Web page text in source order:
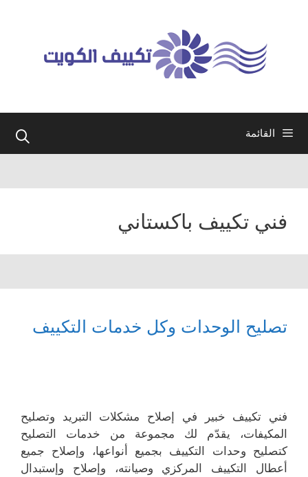
القائمة
فني تكييف باكستاني
تصليح الوحدات وكل خدمات التكييف
فني تكييف خبير في إصلاح مشكلات التبريد وتصليح
المكيفات، يقدّم لك مجموعة من خدمات التصليح
كتصليح وحدات التكييف بجميع أنواعها، وإصلاح جميع
أعطال التكييف المركزي وصيانته، وإصلاح وإستبدال